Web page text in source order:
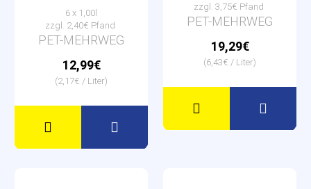
6 x 1,00l
zzgl. 2,40€ Pfand
PET-MEHRWEG
12,99€
(2,17€ / Liter)
zzgl. 3,75€ Pfand
PET-MEHRWEG
19,29€
(6,43€ / Liter)